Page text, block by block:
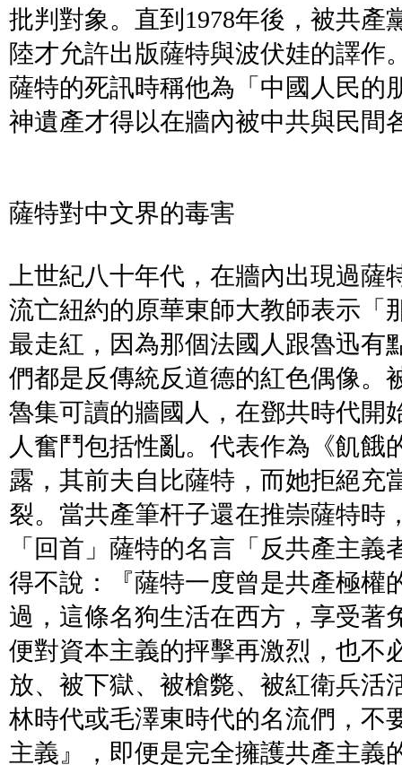
批判對象。直到1978年後，被共產
陸才允許出版薩特與波伏娃的譯作
薩特的死訊時稱他為「中國人民的
神遺產才得以在牆內被中共與民間
薩特對中文界的毒害
上世紀八十年代，在牆內出現過薩
流亡紐約的原華東師大教師表示「
最走紅，因為那個法國人跟魯迅有
們都是反傳統反道德的紅色偶像。
魯集可讀的牆國人，在鄧共時代開
人奮鬥包括性亂。代表作為《飢餓
露，其前夫自比薩特，而她拒絕充
裂。當共產筆杆子還在推崇薩特時
「回首」薩特的名言「反共產主義
得不說：『薩特一度曾是共產極權
過，這條名狗生活在西方，享受著
便對資本主義的抨擊再激烈，也不
放、被下獄、被槍斃、被紅衛兵活
林時代或毛澤東時代的名流們，不
主義』，即便是完全擁護共產主義